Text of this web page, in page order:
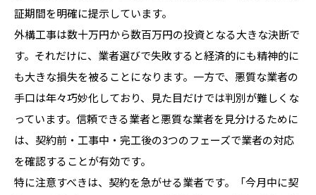
証期間を明確に提示しています。
外構工事は数十万円から数百万円の投資となる大きな決断で
す。それだけに、業者選びで失敗すると経済的にも精神的に
も大きな損失を被ることになります。一方で、悪質な業者の
手口は年々巧妙化しており、見た目だけでは判別が難しくな
っています。信頼できる業者と悪質な業者を見分けるために
は、契約前・工事中・完工後の3つのフェーズで業者の対応
を確認することが有効です。
特に注意すべきは、契約を急がせる業者です。「今月中に契